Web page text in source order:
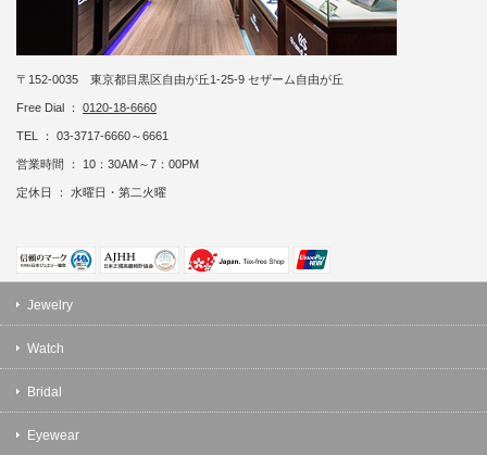
〒152-0035 東京都目黒区自由が丘1-25-9 セザーム自由が丘
Free Dial ： 0120-18-6660
TEL ： 03-3717-6660～6661
営業時間 ： 10：30AM～7：00PM
定休日 ： 水曜日・第二火曜
Jewelry
Watch
Bridal
Eyewear